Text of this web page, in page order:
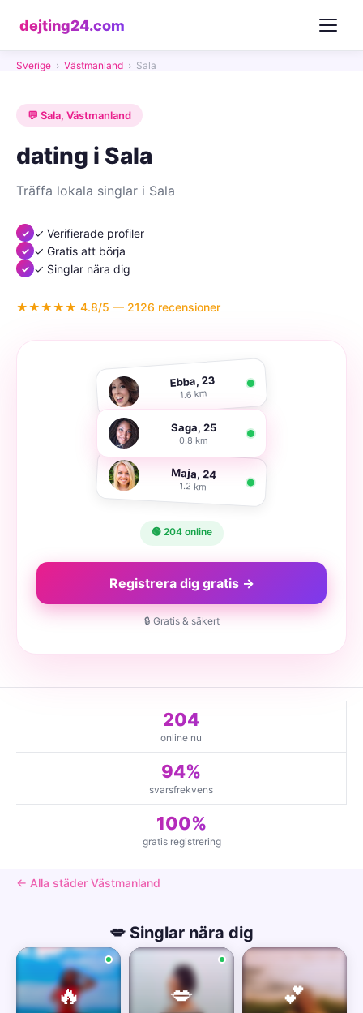
dejting24.com
Sverige › Västmanland › Sala
💬 Sala, Västmanland
dating i Sala
Träffa lokala singlar i Sala
✓ Verifierade profiler
✓ Gratis att börja
✓ Singlar nära dig
★★★★★ 4.8/5 — 2126 recensioner
Ebba, 23
1.6 km
Saga, 25
0.8 km
Maja, 24
1.2 km
🟢 204 online
Registrera dig gratis →
🔒 Gratis & säkert
204
online nu
94%
svarsfrekvens
100%
gratis registrering
← Alla städer Västmanland
💋 Singlar nära dig
🔥 💋 💕